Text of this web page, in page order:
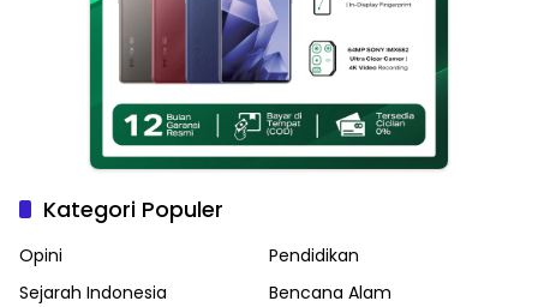
Kategori Populer
Opini
Pendidikan
Sejarah Indonesia
Bencana Alam